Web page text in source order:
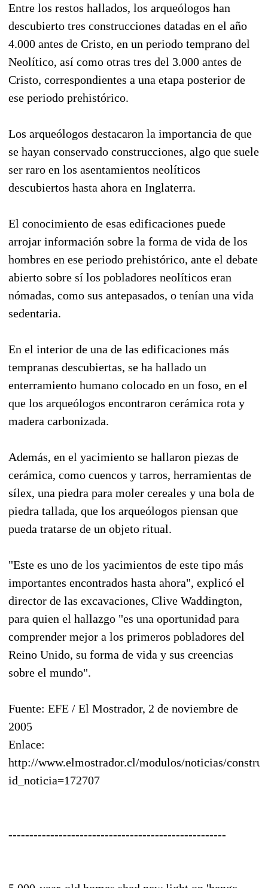
Entre los restos hallados, los arqueólogos han
descubierto tres construcciones datadas en el año
4.000 antes de Cristo, en un periodo temprano del
Neolítico, así como otras tres del 3.000 antes de
Cristo, correspondientes a una etapa posterior de
ese periodo prehistórico.
Los arqueólogos destacaron la importancia de que
se hayan conservado construcciones, algo que suele
ser raro en los asentamientos neolíticos
descubiertos hasta ahora en Inglaterra.
El conocimiento de esas edificaciones puede
arrojar información sobre la forma de vida de los
hombres en ese periodo prehistórico, ante el debate
abierto sobre sí los pobladores neolíticos eran
nómadas, como sus antepasados, o tenían una vida
sedentaria.
En el interior de una de las edificaciones más
tempranas descubiertas, se ha hallado un
enterramiento humano colocado en un foso, en el
que los arqueólogos encontraron cerámica rota y
madera carbonizada.
Además, en el yacimiento se hallaron piezas de
cerámica, como cuencos y tarros, herramientas de
sílex, una piedra para moler cereales y una bola de
piedra tallada, que los arqueólogos piensan que
pueda tratarse de un objeto ritual.
"Este es uno de los yacimientos de este tipo más
importantes encontrados hasta ahora", explicó el
director de las excavaciones, Clive Waddington,
para quien el hallazgo "es una oportunidad para
comprender mejor a los primeros pobladores del
Reino Unido, su forma de vida y sus creencias
sobre el mundo".
Fuente: EFE / El Mostrador, 2 de noviembre de
2005
Enlace:
http://www.elmostrador.cl/modulos/noticias/
id_noticia=172707
----------------------------------------------------